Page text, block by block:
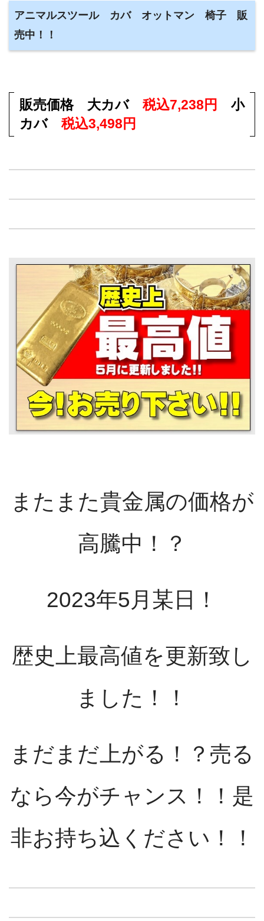
アニマルスツール カバ オットマン 椅子 販
売中！！
販売価格 大カバ 税込7,238円
小
カバ 税込3,498円
またまた貴金属の価格が
高騰中！？
2023年5月某日！
歴史上最高値を更新致し
ました！！
まだまだ上がる！？売る
なら今がチャンス！！是
非お持ち込ください！！